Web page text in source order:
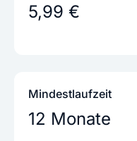
5,99 €
Mindestlaufzeit
12 Monate